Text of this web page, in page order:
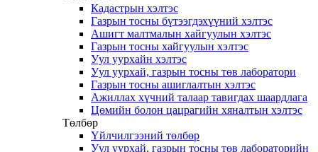
Кадастрын хэлтэс
Газрын тосны бүтээгдэхүүний хэлтэс
Ашигт малтмалын хайгуулын хэлтэс
Газрын тосны хайгуулын хэлтэс
Уул уурхайн хэлтэс
Уул уурхай, газрын тосны төв лаборатори
Газрын тосны ашиглалтын хэлтэс
Ажиллах хүчний талаар тавигдах шаардлага
Цөмийн болон цацрагийн хяналтын хэлтэс
Төлбөр
Үйлчилгээний төлбөр
Уул уурхай, газрын тосны төв лабораторийн